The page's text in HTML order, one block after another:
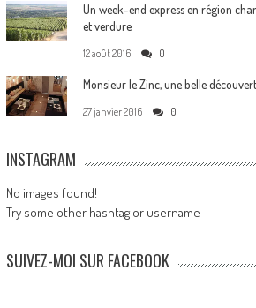
Un week-end express en région
et verdure
12 août 2016 0
Monsieur le Zinc, une belle
27 janvier 2016 0
INSTAGRAM
No images found!
Try some other hashtag or username
SUIVEZ-MOI SUR FACEBOOK